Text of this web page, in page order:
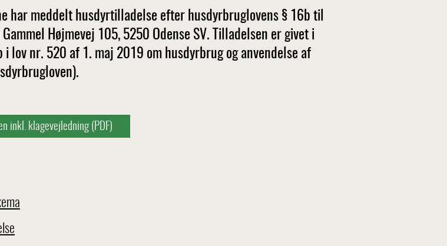
har meddelt husdyrtilladelse efter husdyrbruglovens § 16b til
Højmevej 105, 5250 Odense SV. Tilladelsen er givet i
i lov nr. 520 af 1. maj 2019 om husdyrbrug og anvendelse af
inkl. klagevejledning (PDF)